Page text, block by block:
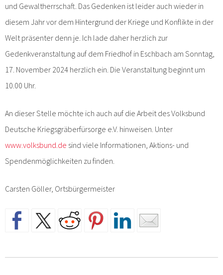
und Gewaltherrschaft. Das Gedenken ist leider auch wieder in
diesem Jahr vor dem Hintergrund der Kriege und Konflikte in der
Welt präsenter denn je. Ich lade daher herzlich zur
Gedenkveranstaltung auf dem Friedhof in Eschbach am Sonntag,
17. November 2024 herzlich ein. Die Veranstaltung beginnt um
10.00 Uhr.
An dieser Stelle möchte ich auch auf die Arbeit des Volksbund
Deutsche Kriegsgräberfürsorge e.V. hinweisen. Unter
www.volksbund.de sind viele Informationen, Aktions- und
Spendenmöglichkeiten zu finden.
Carsten Göller, Ortsbürgermeister